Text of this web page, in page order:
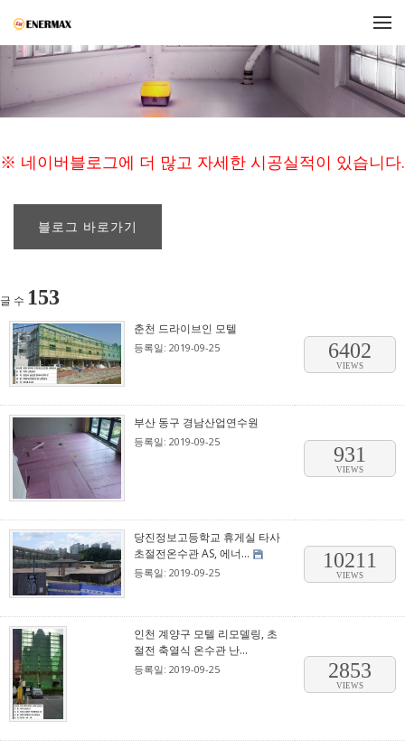
※ 네이버블로그에 더 많고 자세한 시공실적이 있습니다.
블로그 바로가기
글 수 153
춘천 드라이브인 모텔
등록일: 2019-09-25 6402
VIEWS
부산 동구 경남산업연수원
등록일: 2019-09-25
931
VIEWS
당진정보고등학교 휴게실 타사
초절전온수관 AS, 에너...
등록일: 2019-09-25
10211
VIEWS
인천 계양구 모텔 리모델링, 초
절전 축열식 온수관 난...
등록일: 2019-09-25 2853
VIEWS